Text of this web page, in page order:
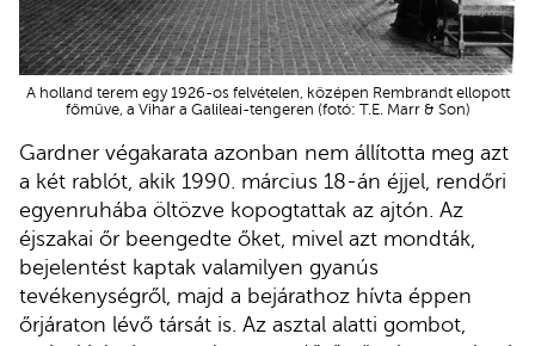
A holland terem egy 1926-os felvételen, középen Rembrandt ellopott
főműve, a Vihar a Galileai-tengeren (fotó: T.E. Marr & Son)
Gardner végakarata azonban nem állította meg azt
a két rablót, akik 1990. március 18-án éjjel, rendőri
egyenruhába öltözve kopogtattak az ajtón. Az
éjszakai őr beengedte őket, mivel azt mondták,
bejelentést kaptak valamilyen gyanús
tevékenységről, majd a bejárathoz hívta éppen
őrjáraton lévő társát is. Az asztal alatti gombot,